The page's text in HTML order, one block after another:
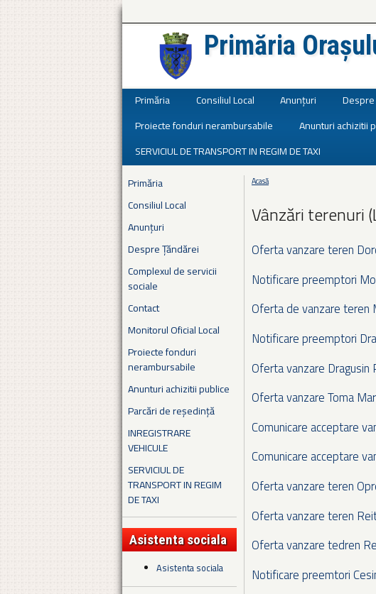
Primăria
Primăria Consiliul Local Anunțuri
Proiecte fonduri nerambursabile
Anunturi achizitii
SERVICIUL DE TRANSPORT IN REGIM DE TAXI
Primăria
Consiliul Local
Anunțuri
Despre Țăndărei
Complexul de servicii
sociale
Contact
Monitorul Oficial Local
Proiecte fonduri
nerambursabile
Anunturi achizitii publice
Parcări de reședință
INREGISTRARE
VEHICULE
SERVICIUL DE
TRANSPORT IN REGIM
DE TAXI
Asistenta sociala
Asistenta sociala
Eşti aici
Acasă
Vânzări terenuri
Oferta vanzare teren
Notificare preemptori
Oferta de vanzare teren
Notificare preemptori
Oferta vanzare Dragusin
Oferta vanzare Toma
Comunicare acceptare
Comunicare acceptare
Oferta vanzare teren
Oferta vanzare teren
Oferta vanzare tedren
Notificare preemtori